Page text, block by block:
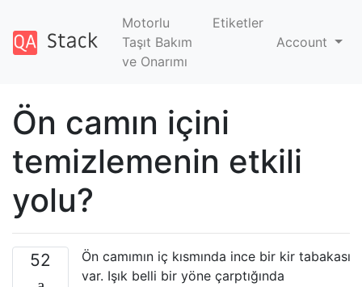
Motorlu
Taşıt Bakım
ve Onarımı
Etiketler
Account
Ön camın içini
temizlemenin etkili
yolu?
52
Ön camımın iç kısmında ince bir kir tabakası
var. Işık belli bir yöne çarptığında